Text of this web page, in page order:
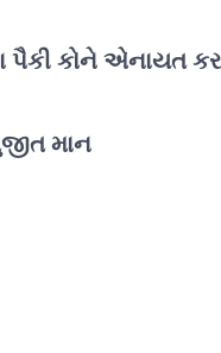
પૈકી કોને એનાયત
માન